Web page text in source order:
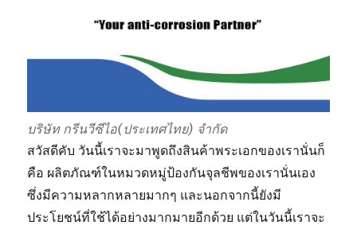
บริษัท กรีนวีซีไอ(ประเทศไทย) จำกัด
สวัสดีคับ วันนี้เราจะมาพูดถึงสินค้าพระเอกของเรานั่นก็
คือ ผลิตภัณฑ์ในหมวดหมู่ป้องกันจุลชีพของเรานั่นเอง
ซึ่งมีความหลากหลายมากๆ และนอกจากนี้ยังมี
ประโยชน์ที่ใช้ได้อย่างมากมายอีกด้วย แต่ในวันนี้เราจะ